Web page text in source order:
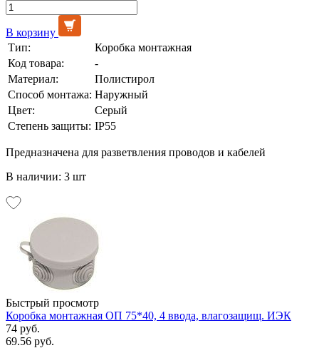
В корзину
Тип:
Коробка монтажная
Код товара:
-
Материал:
Полистирол
Способ монтажа: Наружный
Цвет:
Серый
Степень защиты: IP55
Предназначена для разветвления проводов и кабелей
В наличии: 3 шт
Быстрый просмотр
Коробка монтажная ОП 75*40, 4 ввода, влагозащищ. ИЭК
74 руб.
69.56 руб.